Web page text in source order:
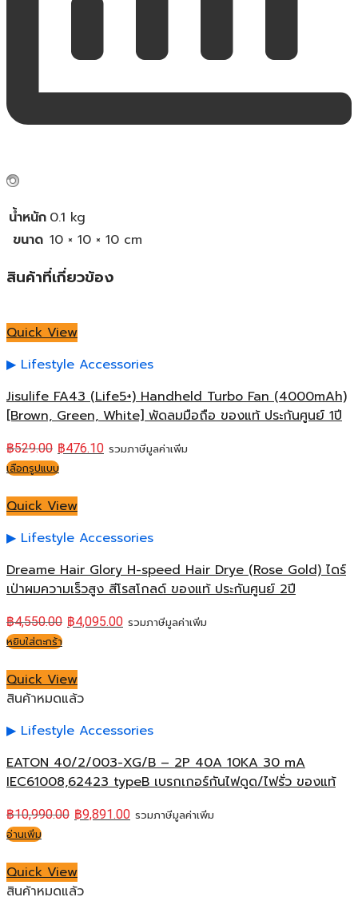
น้ำหนัก 0.1 kg
ขนาด 10 × 10 × 10 cm
สินค้าที่เกี่ยวข้อง
Quick View
Lifestyle Accessories
Jisulife FA43 (Life5+) Handheld Turbo Fan (4000mAh)
[Brown, Green, White] พัดลมมือถือ ของแท้ ประกันศูนย์ 1ปี
฿529.00 ฿476.10 รวมภาษีมูลค่าเพิ่ม
เลือกรูปแบบ
Quick View
Lifestyle Accessories
Dreame Hair Glory H-speed Hair Drye (Rose Gold) ไดร์
เป่าผมความเร็วสูง สีโรสโกลด์ ของแท้ ประกันศูนย์ 2ปี
฿4,550.00 ฿4,095.00 รวมภาษีมูลค่าเพิ่ม
หยิบใส่ตะกร้า
Quick View
สินค้าหมดแล้ว
Lifestyle Accessories
EATON 40/2/003-XG/B – 2P 40A 10KA 30 mA
IEC61008,62423 typeB เบรกเกอร์กันไฟดูด/ไฟรั่ว ของแท้
฿10,990.00 ฿9,891.00 รวมภาษีมูลค่าเพิ่ม
อ่านเพิ่ม
Quick View
สินค้าหมดแล้ว